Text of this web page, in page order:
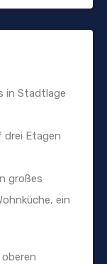
in Stadtlage
drei Etagen
großes
ein